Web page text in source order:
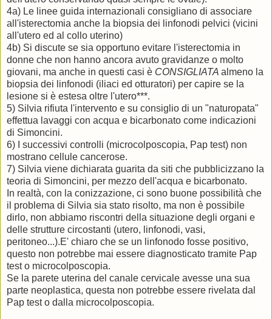
4a) Le linee guida internazionali consigliano di associare
all'isterectomia anche la biopsia dei linfonodi pelvici (vicini
all'utero ed al collo uterino)
4b) Si discute se sia opportuno evitare l'isterectomia in
donne che non hanno ancora avuto gravidanze o molto
giovani, ma anche in questi casi è CONSIGLIATA almeno la
biopsia dei linfonodi (iliaci ed otturatori) per capire se la
lesione si è estesa oltre l'utero***.
5) Silvia rifiuta l'intervento e su consiglio di un "naturopata"
effettua lavaggi con acqua e bicarbonato come indicazioni
di Simoncini.
6) I successivi controlli (microcolposcopia, Pap test) non
mostrano cellule cancerose.
7) Silvia viene dichiarata guarita da siti che pubblicizzano la
teoria di Simoncini, per mezzo dell'acqua e bicarbonato.
In realtà, con la conizzazione, ci sono buone possibilità che
il problema di Silvia sia stato risolto, ma non è possibile
dirlo, non abbiamo riscontri della situazione degli organi e
delle strutture circostanti (utero, linfonodi, vasi,
peritoneo...).E' chiaro che se un linfonodo fosse positivo,
questo non potrebbe mai essere diagnosticato tramite Pap
test o microcolposcopia.
Se la parete uterina del canale cervicale avesse una sua
parte neoplastica, questa non potrebbe essere rivelata dal
Pap test o dalla microcolposcopia.